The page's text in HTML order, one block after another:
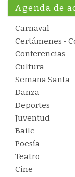
Agenda de
Carnaval
Certámenes -
Conferencias
Cultura
Semana Santa
Danza
Deportes
Juventud
Baile
Poesía
Teatro
Cine